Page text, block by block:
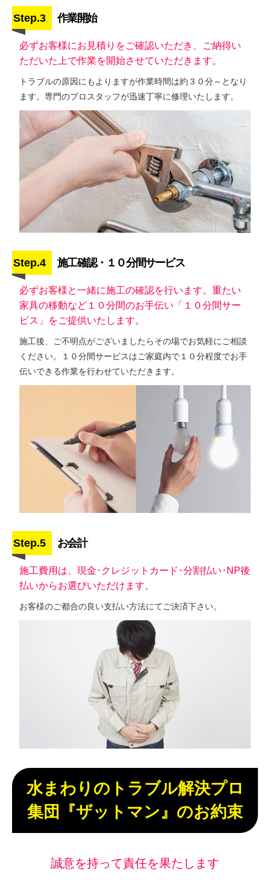
Step.3 作業開始
必ずお客様にお見積りをご確認いただき、ご納得い
ただいた上で作業を開始させていただきます。
トラブルの原因にもよりますが作業時間は約３０分～となり
ます。専門のプロスタッフが迅速丁寧に修理いたします。
Step.4 施工確認・１０分間サービス
必ずお客様と一緒に施工の確認を行います。重たい
家具の移動など１０分間のお手伝い「１０分間サー
ビス」をご提供いたします。
施工後、ご不明点がございましたらその場でお気軽にご相談
ください。１０分間サービスはご家庭内で１０分程度でお手
伝いできる作業を行わせていただきます。
Step.5 お会計
施工費用は、現金･クレジットカード･分割払い･NP後
払いからお選びいただけます。
お客様のご都合の良い支払い方法にてご決済下さい。
水まわりのトラブル解決プロ
集団『ザットマン』のお約束
誠意を持って責任を果たします